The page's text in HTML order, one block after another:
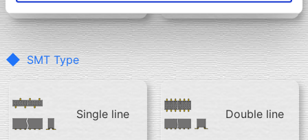
SMT Type
Single line Double line